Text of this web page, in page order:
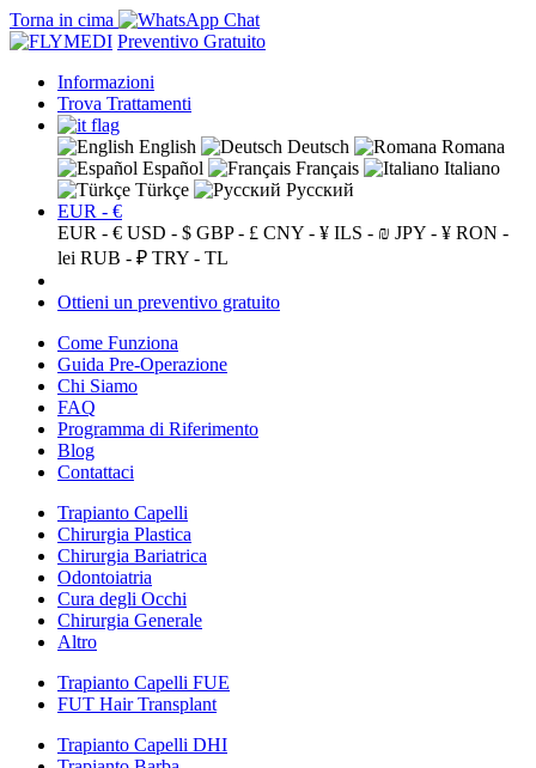
Torna in cima
Preventivo Gratuito
Informazioni
Trova Trattamenti
English Deutsch
Romana
Español
Français
Italiano
Türkçe
Русский
EUR - €
EUR - € USD - $ GBP - £ CNY - ¥ ILS - ₪ JPY - ¥ RON -
lei RUB - ₽ TRY - TL
Ottieni un preventivo gratuito
Come Funziona
Guida Pre-Operazione
Chi Siamo
FAQ
Programma di Riferimento
Blog
Contattaci
Trapianto Capelli
Chirurgia Plastica
Chirurgia Bariatrica
Odontoiatria
Cura degli Occhi
Chirurgia Generale
Altro
Trapianto Capelli FUE
FUT Hair Transplant
Trapianto Capelli DHI